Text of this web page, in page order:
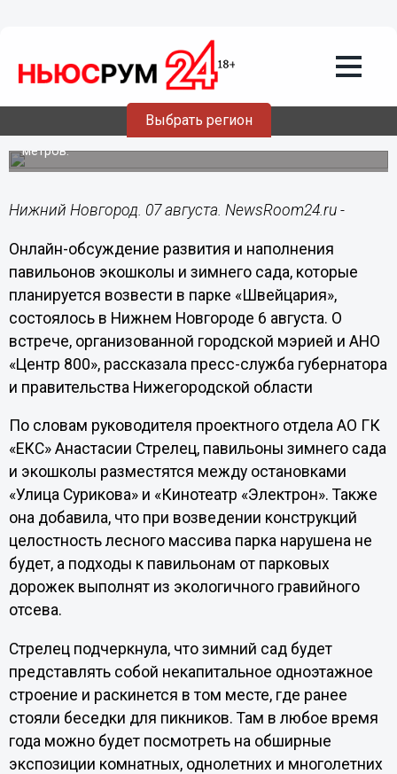
Выбрать регион
07.08.202017:40
Нижегородцам показали будущие
экошколу и зимний сад в «Швейцарии»
Общая площадь павильонов составит 675 квадратных
метров.
Нижний Новгород. 07 августа. NewsRoom24.ru -
Онлайн-обсуждение развития и наполнения
павильонов экошколы и зимнего сада, которые
планируется возвести в парке «Швейцария»,
состоялось в Нижнем Новгороде 6 августа. О
встрече, организованной городской мэрией и АНО
«Центр 800», рассказала пресс-служба губернатора
и правительства Нижегородской области
По словам руководителя проектного отдела АО ГК
«ЕКС» Анастасии Стрелец, павильоны зимнего сада
и экошколы разместятся между остановками
«Улица Сурикова» и «Кинотеатр «Электрон». Также
она добавила, что при возведении конструкций
целостность лесного массива парка нарушена не
будет, а подходы к павильонам от парковых
дорожек выполнят из экологичного гравийного
отсева.
Стрелец подчеркнула, что зимний сад будет
представлять собой некапитальное одноэтажное
строение и раскинется в том месте, где ранее
стояли беседки для пикников. Там в любое время
года можно будет посмотреть на обширные
экспозиции комнатных, однолетних и многолетних